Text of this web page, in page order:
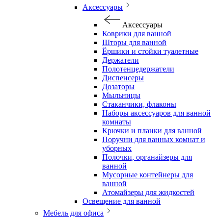
Аксессуары
Аксессуары
Коврики для ванной
Шторы для ванной
Ёршики и стойки туалетные
Держатели
Полотенцедержатели
Диспенсеры
Дозаторы
Мыльницы
Стаканчики, флаконы
Наборы аксессуаров для ванной
комнаты
Крючки и планки для ванной
Поручни для ванных комнат и
уборных
Полочки, органайзеры для
ванной
Мусорные контейнеры для
ванной
Атомайзеры для жидкостей
Освещение для ванной
Мебель для офиса